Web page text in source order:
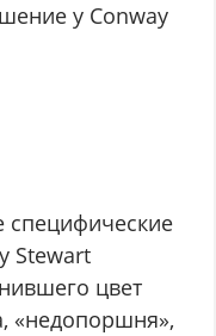
у Conway
специфические
Stewart
цвет
«недопоршня»,